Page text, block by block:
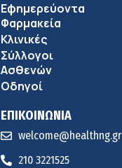
Εφημερεύοντα
Φαρμακεία
Κλινικές
Σύλλογοι
Ασθενών
Οδηγοί
ΕΠΙΚΟΙΝΩΝΙΑ
welcome@healthng.gr
210 3221525